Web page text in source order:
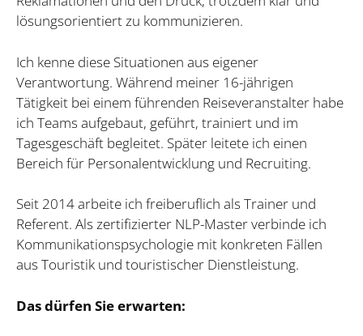
lösungsorientiert zu kommunizieren.
Ich kenne diese Situationen aus eigener
Verantwortung. Während meiner 16-jährigen
Tätigkeit bei einem führenden Reiseveranstalter habe
ich Teams aufgebaut, geführt, trainiert und im
Tagesgeschäft begleitet. Später leitete ich einen
Bereich für Personalentwicklung und Recruiting.
Seit 2014 arbeite ich freiberuflich als Trainer und
Referent. Als zertifizierter NLP-Master verbinde ich
Kommunikationspsychologie mit konkreten Fällen
aus Touristik und touristischer Dienstleistung.
Das dürfen Sie erwarten: